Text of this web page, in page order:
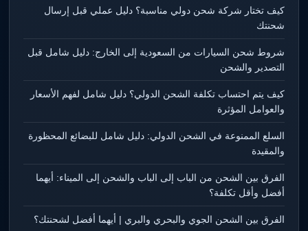
كيف تختار شركة شحن دولي مناسبة؟ دليل عملي قبل إرسال
شحنتك
شروط شحن السيارات من السعودية إلى الخارج: دليل شامل قبل
التصدير والشحن
كيف يتم احتساب تكلفة الشحن الدولي؟ دليل شامل لفهم الأسعار
والعوامل المؤثرة
السلع الممنوعة في الشحن الدولي: دليل شامل للبضائع المحظورة
والمقيدة
الفرق بين الشحن من الباب إلى الباب والشحن إلى الميناء: أيهما
أفضل وأقل تكلفة؟
الفرق بين الشحن الجوي والبحري والبري | أيهما أفضل لشحنتك؟